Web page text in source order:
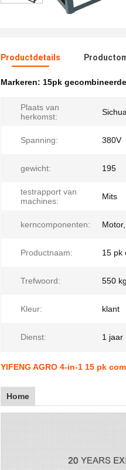
Productdetails
Markeren: 15pk
Plaats van
herkomst:
Spanning: 380V
gewicht: 195
testrapport van
machines:
Mits
kerncomponenten:
Productnaam: 15 pk
Trefwoord: 550 kg
Kleur: klant
Dienst: 1 jaar
YIFENG AGRO 4-in-1 15 pk
Home